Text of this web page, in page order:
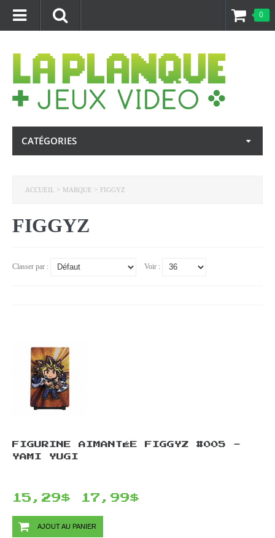
0
CATÉGORIES
ACCUEIL > MARQUE > FIGGYZ
FIGGYZ
Classer par : Voir :
FIGURINE AIMANTÉE FIGGYZ #005 -
YAMI YUGI
15,29$ 17,99$
AJOUT AU PANIER